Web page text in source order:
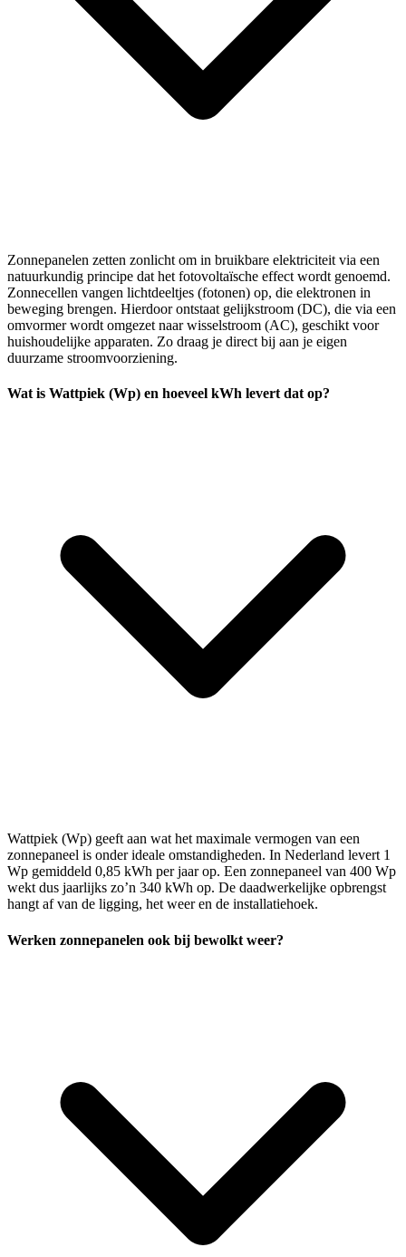
Zonnepanelen zetten zonlicht om in bruikbare elektriciteit via een
natuurkundig principe dat het fotovoltaïsche effect wordt genoemd.
Zonnecellen vangen lichtdeeltjes (fotonen) op, die elektronen in
beweging brengen. Hierdoor ontstaat gelijkstroom (DC), die via een
omvormer wordt omgezet naar wisselstroom (AC), geschikt voor
huishoudelijke apparaten. Zo draag je direct bij aan je eigen
duurzame stroomvoorziening.
Wat is Wattpiek (Wp) en hoeveel kWh levert dat op?
Wattpiek (Wp) geeft aan wat het maximale vermogen van een
zonnepaneel is onder ideale omstandigheden. In Nederland levert 1
Wp gemiddeld 0,85 kWh per jaar op. Een zonnepaneel van 400 Wp
wekt dus jaarlijks zo’n 340 kWh op. De daadwerkelijke opbrengst
hangt af van de ligging, het weer en de installatiehoek.
Werken zonnepanelen ook bij bewolkt weer?